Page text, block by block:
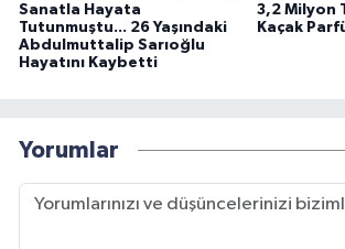
Sanatla Hayata
Tutunmuştu... 26 Yaşındaki
Abdulmuttalip Sarıoğlu
Hayatını Kaybetti
3,2 Milyon
Kaçak
Yorumlar